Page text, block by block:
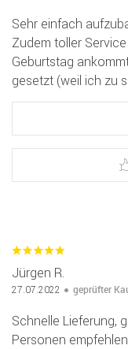
Sehr einfach
Zudem toller
Geburtstag
gesetzt (weil ich zu
Jürgen R.
27.07.2022 geprüfter
Schnelle Lieferung,
Personen